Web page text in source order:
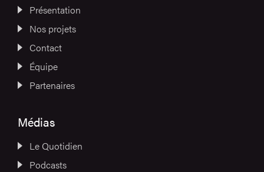
Présentation
Nos projets
Contact
Équipe
Partenaires
Médias
Le Quotidien
Podcasts